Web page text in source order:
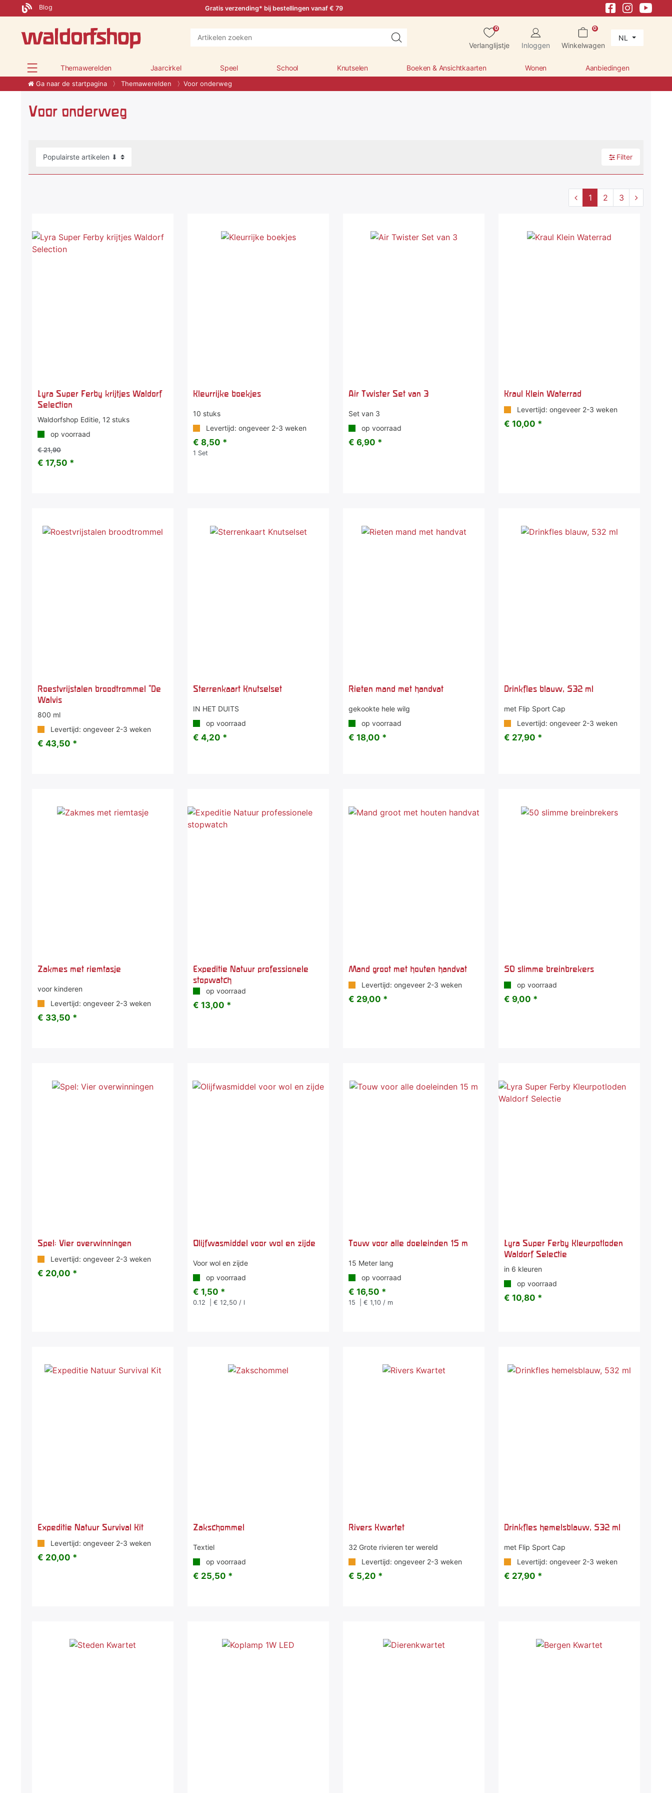
Blog Gratis verzending* bij bestellingen vanaf € 79
0
Verlanglijstje Inloggen
0
Winkelwagen
NL
Themawerelden Jaarcirkel Speel School Knutselen Boeken & Ansichtkaarten Wonen Aanbiedingen
Ga naar de startpagina Themawerelden Voor onderweg
Voor onderweg
Filter
1 2 3
Lyra Super Ferby krijtjes Waldorf
Selection
Waldorfshop Editie, 12 stuks
op voorraad
€ 21,90
€ 17,50 *
Kleurrijke boekjes
10 stuks
Levertijd: ongeveer 2-3 weken
€ 8,50 *
1 Set
Air Twister Set van 3
Set van 3
op voorraad
€ 6,90 *
Kraul Klein Waterrad
Levertijd: ongeveer 2-3 weken
€ 10,00 *
Roestvrijstalen broodtrommel "De
Walvis
800 ml
Levertijd: ongeveer 2-3 weken
€ 43,50 *
Sterrenkaart Knutselset
IN HET DUITS
op voorraad
€ 4,20 *
Rieten mand met handvat
gekookte hele wilg
op voorraad
€ 18,00 *
Drinkfles blauw, 532 ml
met Flip Sport Cap
Levertijd: ongeveer 2-3 weken
€ 27,90 *
Zakmes met riemtasje
voor kinderen
Levertijd: ongeveer 2-3 weken
€ 33,50 *
Expeditie Natuur professionele
stopwatch
op voorraad
€ 13,00 *
Mand groot met houten handvat
Levertijd: ongeveer 2-3 weken
€ 29,00 *
50 slimme breinbrekers
op voorraad
€ 9,00 *
Spel: Vier overwinningen
Levertijd: ongeveer 2-3 weken
€ 20,00 *
Olijfwasmiddel voor wol en zijde
Voor wol en zijde
op voorraad
€ 1,50 *
0.12 | € 12,50 / l
Touw voor alle doeleinden 15 m
15 Meter lang
op voorraad
€ 16,50 *
15 | € 1,10 / m
Lyra Super Ferby Kleurpotloden
Waldorf Selectie
in 6 kleuren
op voorraad
€ 10,80 *
Expeditie Natuur Survival Kit
Levertijd: ongeveer 2-3 weken
€ 20,00 *
Zakschommel
Textiel
op voorraad
€ 25,50 *
Rivers Kwartet
32 Grote rivieren ter wereld
Levertijd: ongeveer 2-3 weken
€ 5,20 *
Drinkfles hemelsblauw, 532 ml
met Flip Sport Cap
Levertijd: ongeveer 2-3 weken
€ 27,90 *